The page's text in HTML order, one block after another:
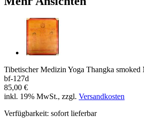
Tibetischer Medizin Yoga Thangka smoked
bf-127d
85,00 €
inkl. 19% MwSt., zzgl. Versandkosten
Verfügbarkeit: sofort lieferbar